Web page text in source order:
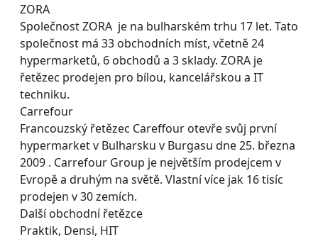
ZORA
Společnost ZORA je na bulharském trhu 17 let. Tato
společnost má 33 obchodních míst, včetně 24
hypermarketů, 6 obchodů a 3 sklady. ZORA je
řetězec prodejen pro bílou, kancelářskou a IT
techniku.
Carrefour
Francouzský řetězec Careffour otevře svůj první
hypermarket v Bulharsku v Burgasu dne 25. března
2009 . Carrefour Group je největším prodejcem v
Evropě a druhým na světě. Vlastní více jak 16 tisíc
prodejen v 30 zemích.
Další obchodní řetězce
Praktik, Densi, HIT